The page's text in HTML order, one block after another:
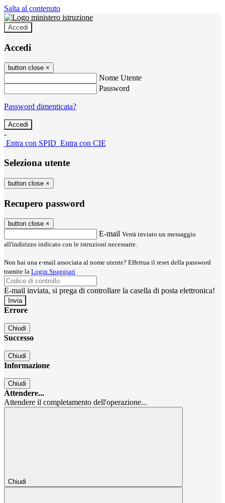
Salta al contenuto
Accedi
Accedi
button close ×
Nome Utente
Password
Password dimenticata?
-
Entra con SPID Entra con CIE
Seleziona utente
button close ×
Recupero password
button close ×
E-mail Verrà inviato un messaggio
all'indirizzo indicato con le istruzioni necessarie.
Non hai una e-mail associata al nome utente? Effettua il reset della password
tramite la Login Spaggiari
E-mail inviata, si prega di controllare la casella di posta elettronica!
Errore
Chiudi
Successo
Chiudi
Informazione
Chiudi
Attendere...
Attendere il completamento dell'operazione...
Chiudi